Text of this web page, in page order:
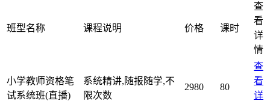
班型名称 课程说明 价格 课时
查
看
详
情
小学教师资格笔
试系统班(直播)
系统精讲,随报随学,不
限次数
2980 80
查
看
详